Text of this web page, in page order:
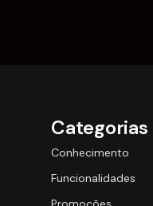
Categorias
Conhecimento
Funcionalidades